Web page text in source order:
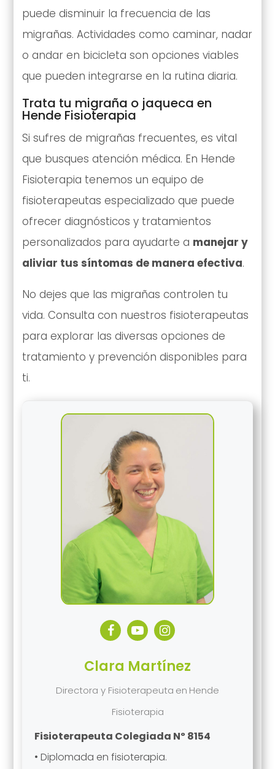
puede disminuir la frecuencia de las
migrañas. Actividades como caminar, nadar
o andar en bicicleta son opciones viables
que pueden integrarse en la rutina diaria.
Trata tu migraña o jaqueca en
Hende Fisioterapia
Si sufres de migrañas frecuentes, es vital
que busques atención médica. En Hende
Fisioterapia tenemos un equipo de
fisioterapeutas especializado que puede
ofrecer diagnósticos y tratamientos
personalizados para ayudarte a manejar y
aliviar tus síntomas de manera efectiva.
No dejes que las migrañas controlen tu
vida. Consulta con nuestros fisioterapeutas
para explorar las diversas opciones de
tratamiento y prevención disponibles para
ti.
Clara Martínez
Directora y Fisioterapeuta en Hende
Fisioterapia
Fisioterapeuta Colegiada Nº 8154
• Diplomada en fisioterapia.